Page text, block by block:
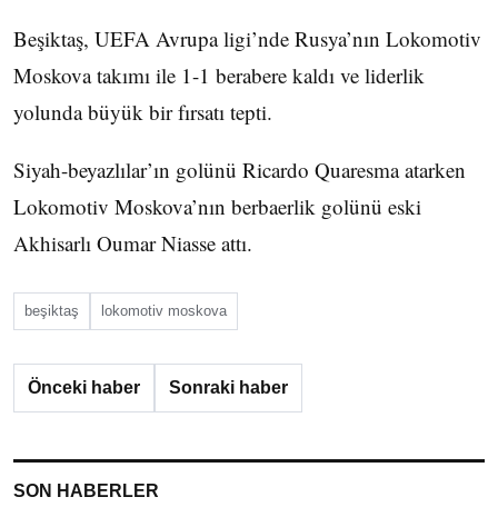
Beşiktaş, UEFA Avrupa ligi’nde Rusya’nın Lokomotiv
Moskova takımı ile 1-1 berabere kaldı ve liderlik
yolunda büyük bir fırsatı tepti.
Siyah-beyazlılar’ın golünü Ricardo Quaresma atarken
Lokomotiv Moskova’nın berbaerlik golünü eski
Akhisarlı Oumar Niasse attı.
beşiktaş lokomotiv moskova
Önceki haber Sonraki haber
SON HABERLER